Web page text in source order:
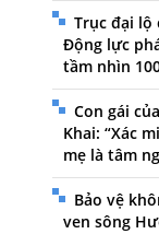
Trục đại lộ
Động lực
tầm nhìn
Con gái
Khai: “Xác
mẹ là tâm
Bảo vệ
ven sông